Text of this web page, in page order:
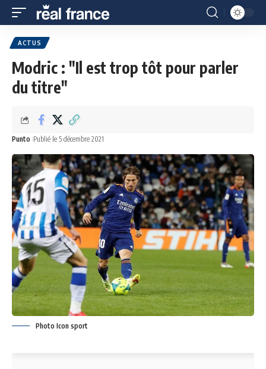
ACTUS
Modric : "Il est trop tôt pour parler
du titre"
Punto Publié le 5 décembre 2021
Photo Icon sport